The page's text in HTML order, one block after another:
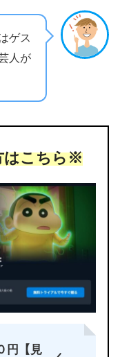
ゲス
人が
はこちら※
円【見